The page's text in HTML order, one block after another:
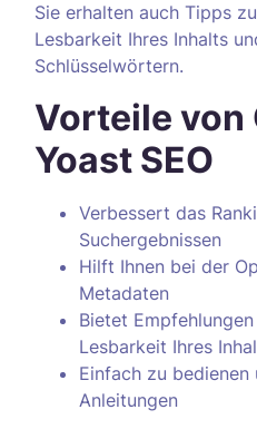
Sie erhalten auch Tipps
Lesbarkeit Ihres Inhalts
Schlüsselwörtern.
Vorteile von
Yoast SEO
Verbessert das
Suchergebnissen
Hilft Ihnen bei der
Metadaten
Bietet
Lesbarkeit Ihres
Einfach zu
Anleitungen